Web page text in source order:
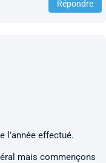
Répondre
l’année effectué.
mais commençons